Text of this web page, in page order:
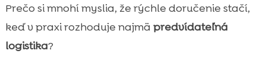
 Prečo predvídateľná logistika rozhoduje o
kvalite a spokojnosti zákazníkov

Spoľahlivý logistický systém ako základ:
Prečo si mnohí myslia, že rýchle doručenie stačí,
keď v praxi rozhoduje najmä predvídateľná
logistika?